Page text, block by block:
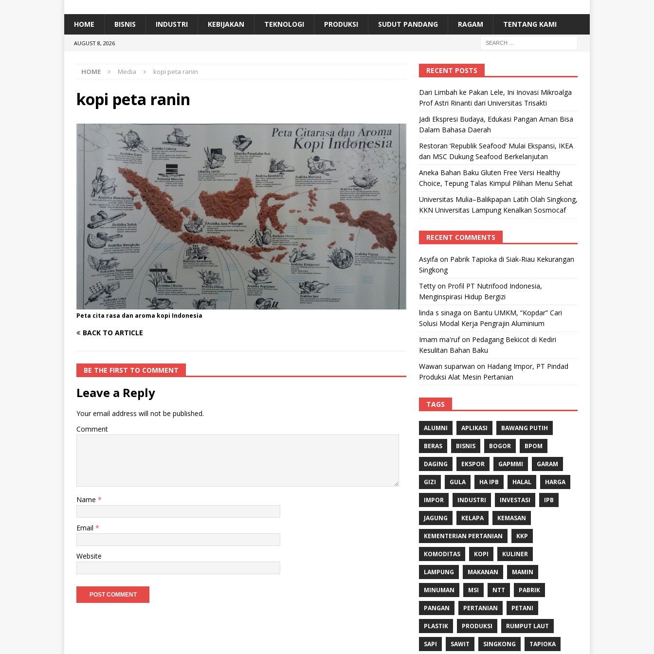
[ July 11, 2026 ] Dari Limbah ke Pakan Lele, Ini Inovasi Mikroalga Prof Astri Rinanti dari Universitas Trisakti
HOME BISNIS INDUSTRI KEBIJAKAN TEKNOLOGI PRODUKSI SUDUT PANDANG RAGAM TENTANG KAMI
AUGUST 8, 2026
HOME Media kopi peta ranin
kopi peta ranin
Peta cita rasa dan aroma kopi Indonesia
BACK TO ARTICLE
BE THE FIRST TO COMMENT
Leave a Reply
Your email address will not be published.
Comment
Name *
Email *
Website
RECENT POSTS
Dari Limbah ke Pakan Lele, Ini Inovasi Mikroalga
Prof Astri Rinanti dari Universitas Trisakti
Jadi Ekspresi Budaya, Edukasi Pangan Aman Bisa
Dalam Bahasa Daerah
Restoran ‘Republik Seafood’ Mulai Ekspansi, IKEA
dan MSC Dukung Seafood Berkelanjutan
Aneka Bahan Baku Gluten Free Versi Healthy
Choice, Tepung Talas Kimpul Pilihan Menu Sehat
Universitas Mulia–Balikpapan Latih Olah Singkong,
KKN Universitas Lampung Kenalkan Sosmocaf
RECENT COMMENTS
Asyifa on Pabrik Tapioka di Siak-Riau Kekurangan
Singkong
Tettyon Profil PT Nutrifood Indonesia,
Menginspirasi Hidup Bergizi
linda s sinaga on Bantu UMKM, “Kopdar” Cari
Solusi Modal Kerja Pengrajin Aluminium
Imam ma'rufon Pedagang Bekicot di Kediri
Kesulitan Bahan Baku
Wawan suparwan on Hadang Impor, PT Pindad
Produksi Alat Mesin Pertanian
TAGS
ALUMNI APLIKASI BAWANG PUTIH
BERAS BISNIS BOGOR BPOM
DAGING EKSPOR GAPMMI GARAM
GIZI GULA HA IPB HALAL HARGA
IMPOR INDUSTRI INVESTASI IPB
JAGUNG KELAPA KEMASAN
KEMENTERIAN PERTANIAN KKP
KOMODITAS KOPI KULINER
LAMPUNG MAKANAN MAMIN
MINUMAN MSI NTT PABRIK
PANGAN PERTANIAN PETANI
PLASTIK PRODUKSI RUMPUT LAUT
SAPI SAWIT SINGKONG TAPIOKA